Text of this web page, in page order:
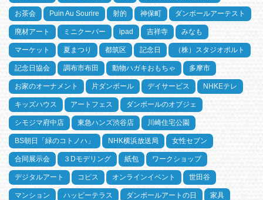
お茶会 Puin Au Sourire 射的 神保町 ダンボールアーテスト
廃材アート ミニクーパー ipad 吉祥寺 みなも
マーケット 夏まつり 都筑区 記念日 （株）スタジオポルト
記念日協会 調布市布田 動物ハガキおもちゃ 多摩市
お家のオーナメント 片ダンボール デイサービス NHKEテレ
キッズハウス アートフェス ダンボールのオブジェ
シモジマ府中店 東急ハンズ渋谷店 川崎住宅公園
BS朝日「緑のコトノハ」 NHK横浜放送局 女性セブン
合同展示会 ３Dモデリング 紙包 ワークショップ
デジタルアート コピス オンラインイベント 世田谷
マンション ハッピーテラス ダンボールアートの日 家具